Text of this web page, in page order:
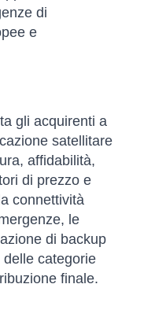
di
e
gli acquirenti a
satellitare
affidabilità,
di prezzo e
connettività
le
di backup
categorie
finale.